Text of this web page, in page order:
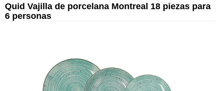
Quid Vajilla de porcelana Montreal 18 piezas para
6 personas